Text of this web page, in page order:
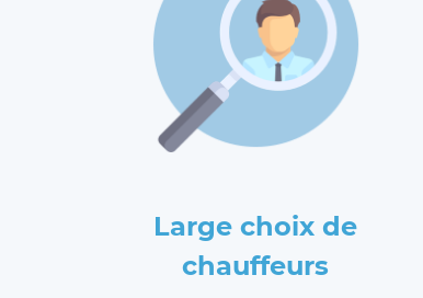
Large choix de
chauffeurs